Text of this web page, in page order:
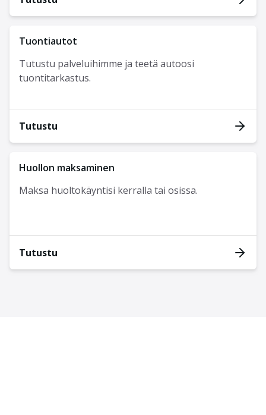
Tuontiautot
Tutustu palveluihimme ja teetä autoosi
tuontitarkastus.
Tutustu
Huollon maksaminen
Maksa huoltokäyntisi kerralla tai osissa.
Tutustu